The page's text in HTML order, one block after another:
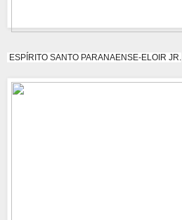
ESPÍRITO SANTO PARANAENSE-ELOIR JR.